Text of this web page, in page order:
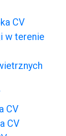
CV
w terenie
CV
CV